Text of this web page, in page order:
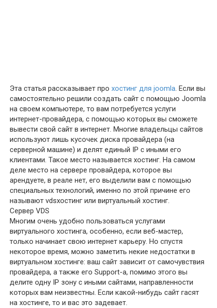
Эта статья рассказывает про хостинг для joomla. Если вы
самостоятельно решили создать сайт с помощью Joomla
на своем компьютере, то вам потребуется услуги
интернет-провайдера, с помощью которых вы сможете
вывести свой сайт в интернет. Многие владельцы сайтов
используют лишь кусочек диска провайдера (на
серверной машине) и делят единый IP с иными его
клиентами. Такое место называется хостинг. На самом
деле место на сервере провайдера, которое вы
арендуете, в реале нет, его выделили вам с помощью
специальных технологий, именно по этой причине его
называют vdsхостинг или виртуальный хостинг.
Сервер VDS
Многим очень удобно пользоваться услугами
виртуального хостинга, особенно, если веб-мастер,
только начинает свою интернет карьеру. Но спустя
некоторое время, можно заметить некие недостатки в
виртуальном хостинге: ваш сайт зависит от самочувствия
провайдера, а также его Support-а, помимо этого вы
делите одну IP зону с иными сайтами, направленности
которых вам неизвестны. Если какой-нибудь сайт гасят
на хостинге, то и вас это задевает.